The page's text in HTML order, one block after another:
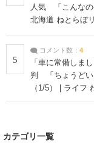
人気 「こんなの
北海道 ねとらぼ
5
コメント数： 4
「車に常備しま
判 「ちょうどい
（1/5） | ライフ
カテゴリ一覧